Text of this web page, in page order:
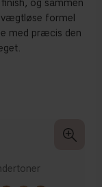
og sammen
vægtløse formel
med præcis den